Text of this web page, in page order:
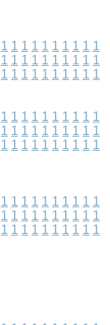
1 1 1 1 1 1 1 1 1 1
1 1 1 1 1 1 1 1 1 1
1 1 1 1 1 1 1 1 1 1
1 1 1 1 1 1 1 1 1 1
1 1 1 1 1 1 1 1 1 1
1 1 1 1 1 1 1 1 1 1
1 1 1 1 1 1 1 1 1 1
1 1 1 1 1 1 1 1 1 1
1 1 1 1 1 1 1 1 1 1